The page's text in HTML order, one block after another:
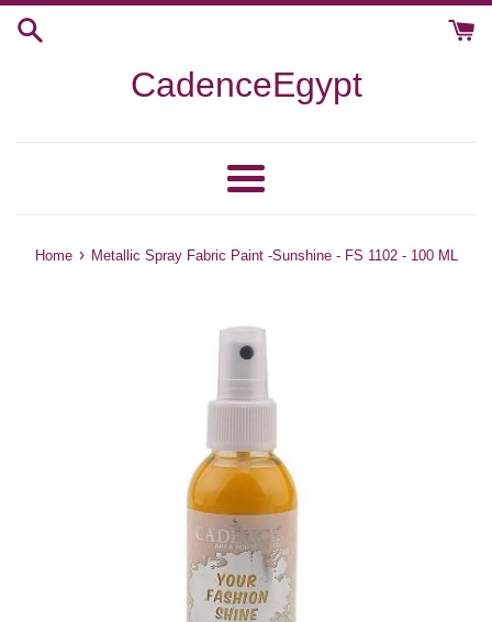
Skip
CadenceEgypt
Menu
Home › Metallic Spray Fabric Paint -Sunshine - FS 1102 - 100 ML